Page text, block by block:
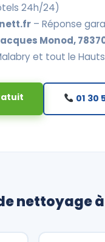
24h/24)
– Réponse
Monod,
et tout le
01 30
nettoyage